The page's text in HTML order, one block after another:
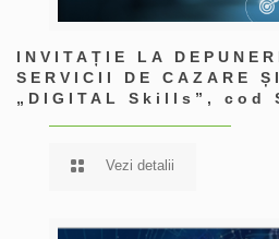
INVITAȚIE LA
SERVICII DE CAZARE
„DIGITAL Skills”, cod
Vezi detalii